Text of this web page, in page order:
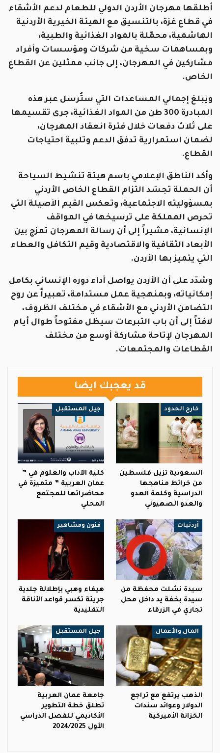
أطلقها مهرجان الأردن الدولي للطعام لدعم الأشقاء
في قطاع غزة، بالتنسيق مع الهيئة الخيرية الأردنية
الهاشمية، محمّلة بالمواد الغذائية والطبية،
وبمساهمات سخية من شركات ومؤسسات وأفراد
مشاركين في المهرجان، إلى جانب ممثلين عن القطاع
الخاص.
ويبلغ إجمالي المساعدات التي ستُرسل عبر هذه
المبادرة 300 طن من المواد الغذائية، جرى تقسيمها
على ثلاث دفعات خلال فترة انعقاد المهرجان،
لضمان استمرارية تدفق الدعم وتلبية احتياجات
القطاع.
وأكد الناطق الإعلامي باسم هيئة تنشيط السياحة
أن الحملة تجسّد التزام القطاع الخاص الأردني
بمسؤوليته الاجتماعية، وتعكس القيم الأصيلة التي
تحرص المملكة على ترسيخها في المواقف
الإنسانية، مشيراً إلى أن رسالة المهرجان تمزج بين
الأبعاد الثقافية والاقتصادية وقيم التكافل والعطاء
التي يتميز بها الأردن.
وشدّد على أن الأردن يواصل أداء دوره الإنساني بكامل
إمكانياته، وبمنهجية عمل مستدامة، تعبيراً عن روح
التضامن الأردني مع الأشقاء في مختلف الظروف،
لافتاً إلى أن باب التبرعات سيظل مفتوحاً طوال أيام
المهرجان لإتاحة مشاركة أوسع من مختلف
القطاعات والمجتمعات.
قد يعجبك ايضا
خارج الحدود
السعودية تزيل فلسطين
من خرائط مناهجها
الدراسية وكلمة العدو
والعدو الصهيوني
جيل المستقبل
كلية الآداب والعلوم في ”
عمان العربية ” متميزة في
محاضراتها للمجتمع
المحلي
أردنيات
سيدة نشلت محفظة من
سيدة بخفة يد داخل محل
تجاري في الزرقاء
فنون ومشاهير
هيفاء وهبي بإطلالة جلدية
جريئة تكسر قواعد الأناقة
التقليدية
المال والأعمال
الذهب يرتفع مع تراجع
الدولار وعوائد سندات
الخزانة الأميركية
جيل المستقبل
جامعة عمان العربية
تطلق خطة التطوير
الأكاديمي للفصل الدراسي
الأول 2024/2025